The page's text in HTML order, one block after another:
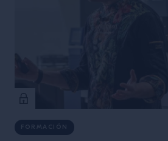
FORMACIÓN